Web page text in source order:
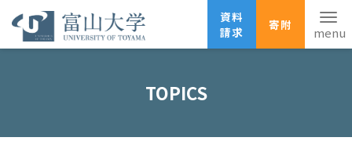
資料
請求
寄附
TOPICS